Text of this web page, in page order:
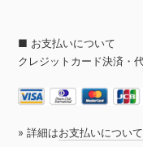
■ お支払いについて
クレジットカード決済・
» 詳細はお支払いについて